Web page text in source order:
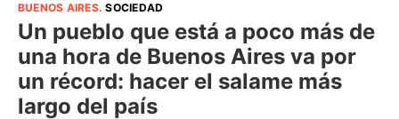
BUENOS AIRES.SOCIEDAD
Un pueblo que está a poco más de
una hora de Buenos Aires va por
un récord: hacer el salame más
largo del país